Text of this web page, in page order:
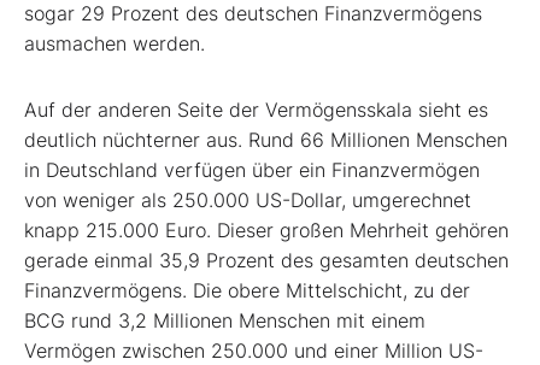
sogar 29 Prozent des deutschen Finanzvermögens
ausmachen werden.
Auf der anderen Seite der Vermögensskala sieht es
deutlich nüchterner aus. Rund 66 Millionen Menschen
in Deutschland verfügen über ein Finanzvermögen
von weniger als 250.000 US-Dollar, umgerechnet
knapp 215.000 Euro. Dieser großen Mehrheit gehören
gerade einmal 35,9 Prozent des gesamten deutschen
Finanzvermögens. Die obere Mittelschicht, zu der
BCG rund 3,2 Millionen Menschen mit einem
Vermögen zwischen 250.000 und einer Million US-